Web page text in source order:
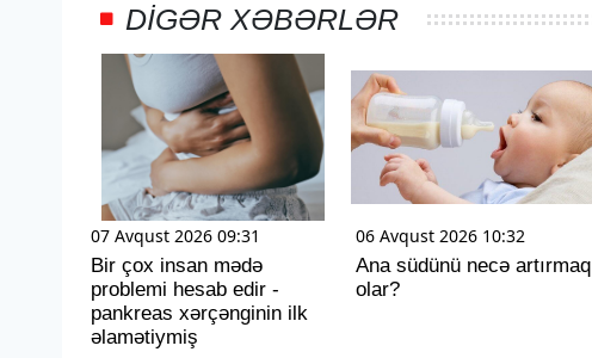
DIGƏR XƏBƏRLƏR
07 Avqust 2026 09:31
Bir çox insan mədə
problemi hesab edir -
pankreas xərçənginin ilk
əlamətiymiş
06 Avqust 2026 10:32
Ana südünü necə artırmaq
olar?